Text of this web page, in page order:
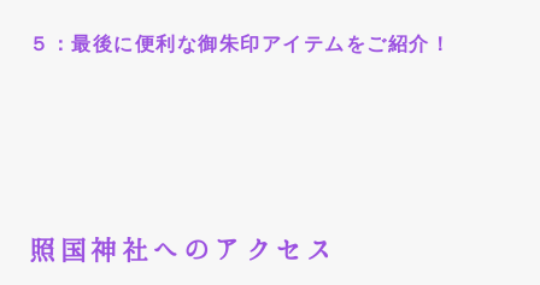
５： 最後に便利な御朱印アイテムをご紹介！
照国神社へのアクセス